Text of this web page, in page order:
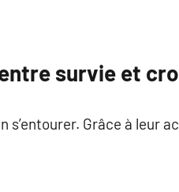
survie et
s’entourer. Grâce à leur